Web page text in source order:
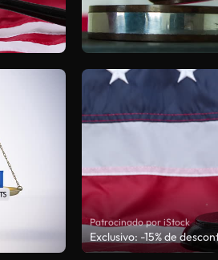
Patrocinado por iStock
Exclusivo: -15% de